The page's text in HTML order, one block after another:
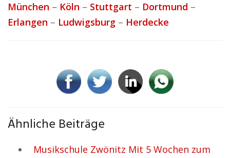
München – Köln – Stuttgart – Dortmund –
Erlangen – Ludwigsburg – Herdecke
Ähnliche Beiträge
Musikschule Zwönitz Mit 5 Wochen zum